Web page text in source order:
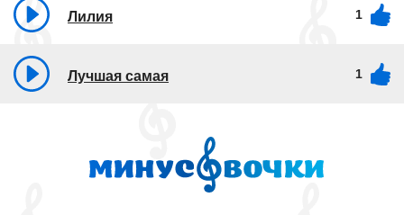
Лилия 1
Лучшая самая 1